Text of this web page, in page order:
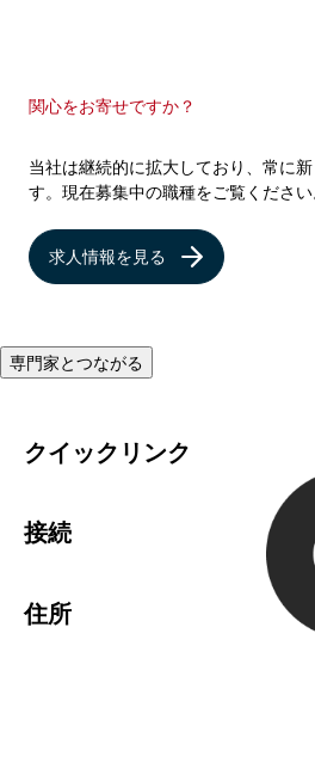
関心をお寄せですか？
当社は継続的に拡大しており、常に
す。現在募集中の職種をご覧ください
求人情報を見る
専門家とつながる
クイックリンク
サステナビリティ
クッキー
接続
SWEPチャネルパートナーになる
SWEPサプライヤーになりませんか？
住所